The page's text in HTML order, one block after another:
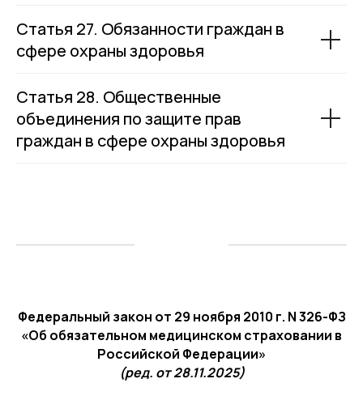
Статья 27. Обязанности граждан в
сфере охраны здоровья
Статья 28. Общественные
объединения по защите прав
граждан в сфере охраны здоровья
Федеральный закон от 29 ноября 2010 г. N 326-ФЗ
«Об обязательном медицинском страховании в
Российской Федерации»
(ред. от 28.11.2025)